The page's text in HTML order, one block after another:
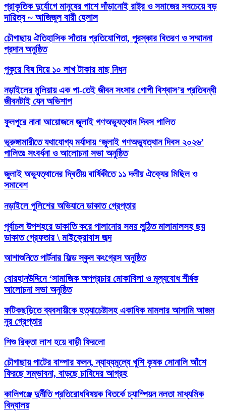
প্রাকৃতিক দুর্যোগে মানুষের পাশে দাঁড়ানোই রাষ্ট্র ও সমাজের সবচেয়ে বড়
দায়িত্ব ~ আজিজুল বারী হেলাল
চৌগাছায় ঐতিহাসিক সাঁতার প্রতিযোগিতা, পুরস্কার বিতরণ ও সম্মাননা
প্রদান অনুষ্ঠিত
পুকুরে বিষ দিয়ে ১০ লাখ টাকার মাছ নিধন
নড়াইলের মুলিয়ায় এক পা-তেই জীবন সংসার গোপী বিশ্বাস’র প্রতিবন্ধী
জীবনটাই যেন অভিশাপ
ফুলপুরে নানা আয়োজনে জুলাই গণঅভ্যুত্থান দিবস পালিত
ভূরুঙ্গামারীতে যথাযোগ্য মর্যাদায় ‘জুলাই গণঅভ্যুত্থান দিবস ২০২৬’
পালিতঃ সংবর্ধনা ও আলোচনা সভা অনুষ্ঠিত
জুলাই অভ্যুত্থানের দ্বিতীয় বার্ষিকীতে ১১ দলীয় ঐক্যের মিছিল ও
সমাবেশ
নড়াইলে পুলিশের অভিযানে ডাকাত গ্রেপ্তার
পূর্বাচল উপশহরে ডাকাতি করে পালানোর সময় লুন্ঠিত মালামালসহ ছয়
ডাকাত গ্রেফতার \ মাইক্রোবাস জব্দ
আশাশুনিতে পার্টনার ফিল্ড স্কুল কংগ্রেস অনুষ্ঠিত
‎বোরহানউদ্দিনে ‘সামাজিক অপপ্রচার মোকাবিলা ও মূল্যবোধ শীর্ষক
আলোচনা সভা অনুষ্ঠিত
ফটিকছড়িতে ব্যবসায়ীকে হত্যাচেষ্টাসহ একাধিক মামলার আসামি আজম
নুর গ্রেপ্তার
শিশু রিক্তা লাশ হয়ে বাড়ী ফিরলো
চৌগাছায় পাটের বাম্পার ফলন, ন্যায্যমূল্যে খুশি কৃষক সোনালি আঁশে
ফিরছে সম্ভাবনা, বাড়ছে চাষিদের আগ্রহ
কালিগঞ্জে দুর্নীতি প্রতিরোধবিষয়ক বিতর্কে চ্যাম্পিয়ন নলতা মাধ্যমিক
বিদ্যালয়